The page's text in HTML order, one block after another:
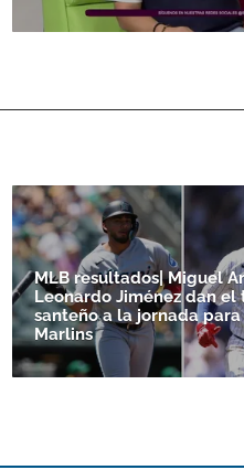
MLB resultados| Miguel
Leonardo Jiménez dan el
santeño a la jornada para
Marlins